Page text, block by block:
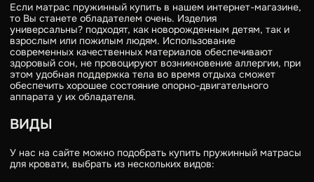
Если матрас пружинный купить в нашем интернет-магазине,
то Вы станете обладателем очень. Изделия
универсальны? подходят, как новорожденным детям, так и
взрослым или пожилым людям. Использование
современных качественных материалов обеспечивают
здоровый сон, не провоцируют возникновение аллергии, при
этом удобная поддержка тела во время отдыха сможет
обеспечить хорошее состояние опорно-двигательного
аппарата у их обладателя.
ВИДЫ
У нас на сайте можно подобрать купить пружинный матрасы
для кровати, выбрать из нескольких видов: